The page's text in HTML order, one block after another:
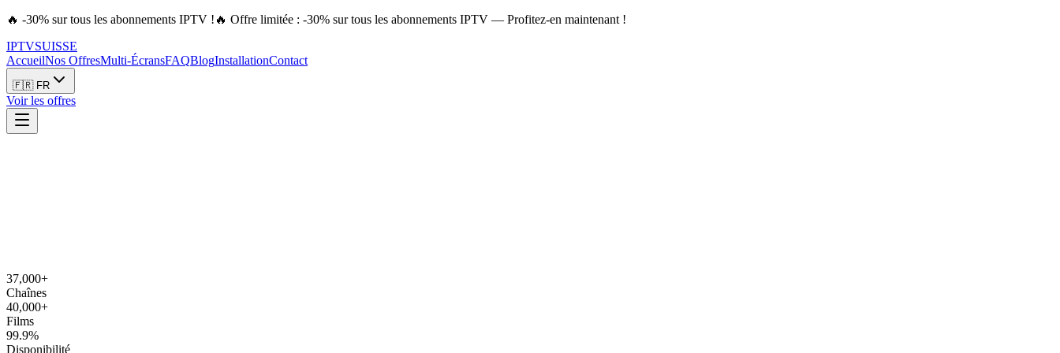
🔥 -30% sur tous les abonnements IPTV ! 🔥 Offre limitée : -30% sur tous les abonnements IPTV — Profitez-en maintenant !
IPTVSUISSE
AccueilNos OffresMulti-ÉcransFAQBlogInstallationContact
🇫🇷 FR
Voir les offres
37,000+
Chaînes
40,000+
Films
99.9%
Disponibilité